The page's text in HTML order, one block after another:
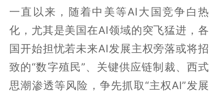
一直以来，随着中美等AI大国竞争白热
化，尤其是美国在AI领域的突飞猛进，各
国开始担忧若未来AI发展主权旁落或将招
致的“数字殖民”、关键供应链制裁、西式
思潮渗透等风险，争先抓取“主权AI”发展